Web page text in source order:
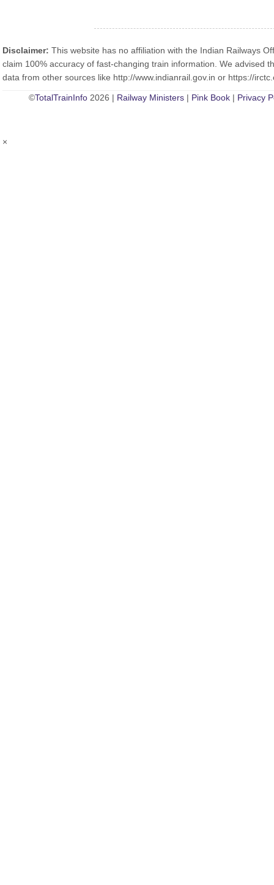
Disclaimer: This website has no affiliation with the Indian Railways
claim 100% accuracy of fast-changing train information. We advised
data from other sources like http://www.indianrail.gov.in or https://
©TotalTrainInfo 2026 | Railway Ministers | Pink Book | Privacy
×